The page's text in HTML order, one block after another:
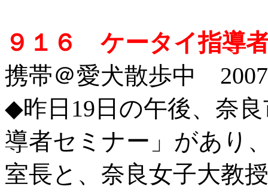
９１６ ケータイ指導
携帯＠愛犬散歩中
◆昨日19日の午後、奈
導者セミナー」があり
室長と、奈良女子大教